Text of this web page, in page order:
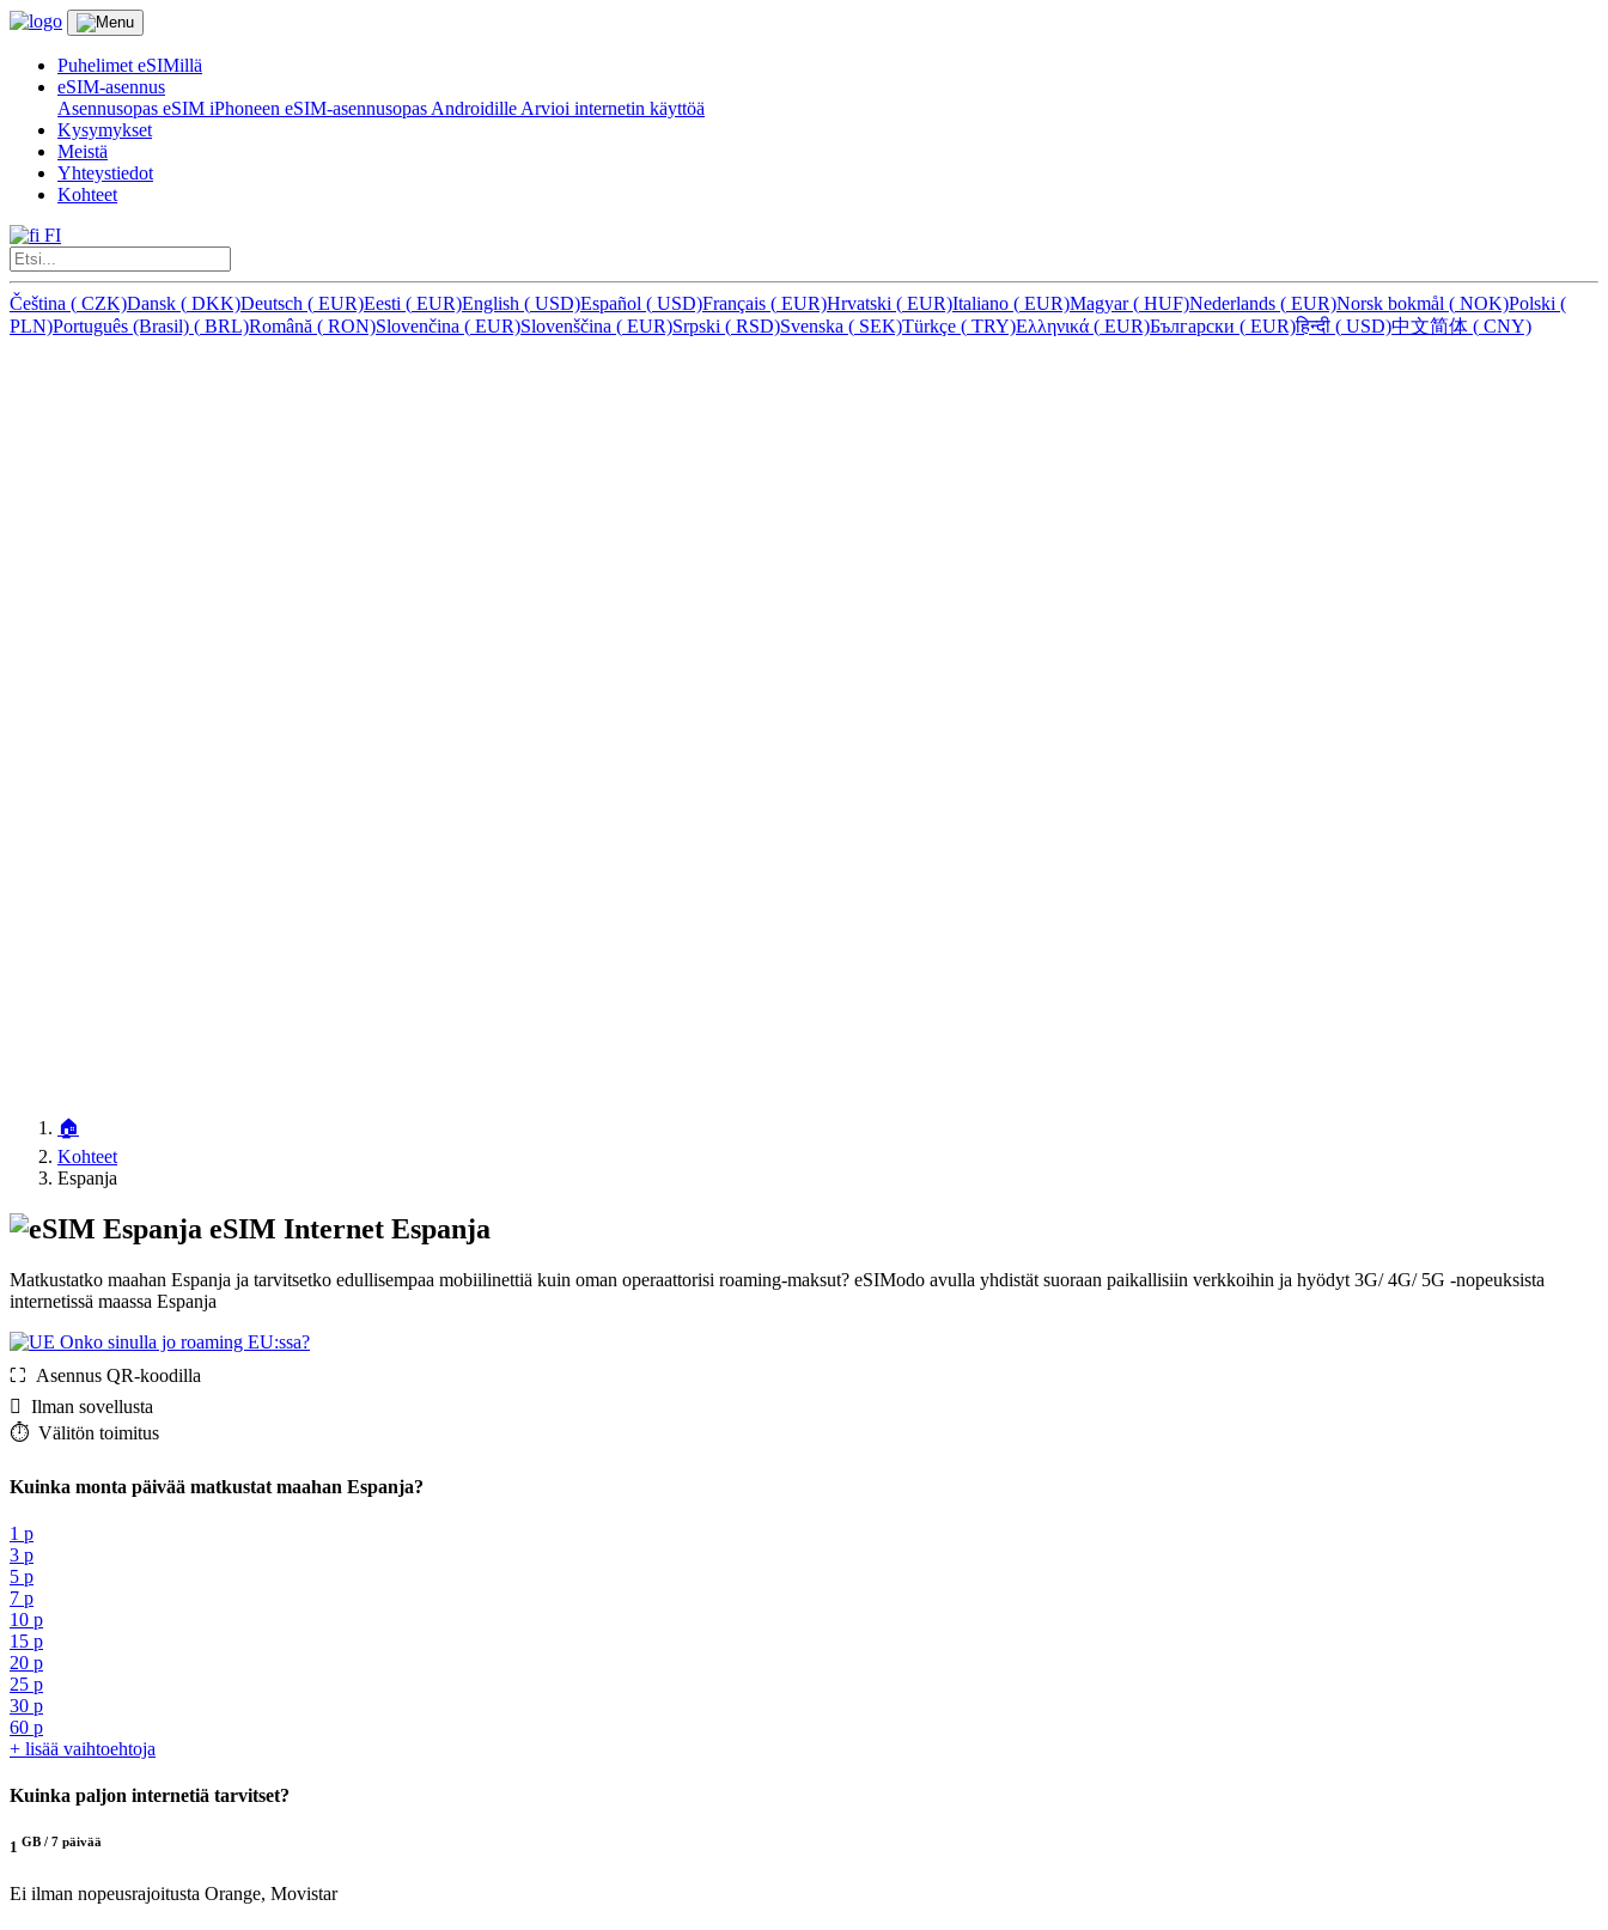
Puhelimet eSIMillä
eSIM-asennus
Asennusopas eSIM iPhoneen eSIM-asennusopas Androidille Arvioi internetin käyttöä
Kysymykset
Meistä
Yhteystiedot
Kohteet
FI
Čeština ( CZK)Dansk ( DKK)Deutsch ( EUR)Eesti ( EUR)English ( USD)Español ( USD)Français ( EUR)Hrvatski ( EUR)Italiano ( EUR)Magyar( HUF)Nederlands ( EUR)Norsk bokmål ( NOK)Polski (
PLN)Português (Brasil) ( BRL)Română ( RON)Slovenčina ( EUR)Slovenščina ( EUR)Srpski ( RSD)Svenska ( SEK)Türkçe ( TRY)Ελληνικά ( EUR)Български ( EUR)हिन्दी ( USD)中文简体 ( CNY)
🏠
Kohteet
Espanja
eSIM Internet Espanja
Matkustatko maahan Espanja ja tarvitsetko edullisempaa mobiilinettiä kuin oman operaattorisi roaming-maksut? eSIModo avulla yhdistät suoraan paikallisiin verkkoihin ja hyödyt 3G/ 4G/ 5G -nopeuksista
internetissä maassa Espanja
Onko sinulla jo roaming EU:ssa?
⛶️️ Asennus QR-koodilla
️ Ilman sovellusta
⏱️️ Välitön toimitus
Kuinka monta päivää matkustat maahan Espanja?
1 p
3 p
5 p
7 p
10 p
15 p
20 p
25 p
30 p
60 p
+ lisää vaihtoehtoja
Kuinka paljon internetiä tarvitset?
1 GB / 7 päivää
Ei ilman nopeusrajoitusta Orange, Movistar